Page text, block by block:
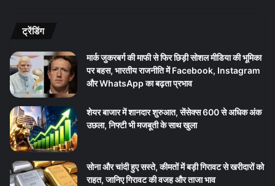
ट्रेंडिंग
मार्क जुकरबर्ग की माफी से फिर छिड़ी सोशल मीडिया की भूमिका
पर बहस, भारतीय राजनीति में Facebook, Instagram
और WhatsApp का बढ़ता प्रभाव
शेयर बाजार में शानदार शुरुआत, सेंसेक्स 600 से अधिक अंक
उछला, निफ्टी भी मजबूती के साथ खुला
सोना और चांदी हुए सस्ते, कीमतों में बड़ी गिरावट से खरीदारों को
राहत, जानिए गिरावट की वजह और ताजा भाव